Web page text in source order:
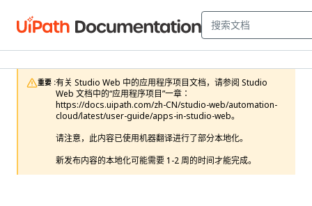
重要 :有关 Studio Web 中的应用程序项目文档，请参阅 Studio
Web 文档中的“应用程序项目”一章：
https://docs.uipath.com/zh-CN/studio-web/automation-
cloud/latest/user-guide/apps-in-studio-web。
请注意，此内容已使用机器翻译进行了部分本地化。
新发布内容的本地化可能需要 1-2 周的时间才能完成。